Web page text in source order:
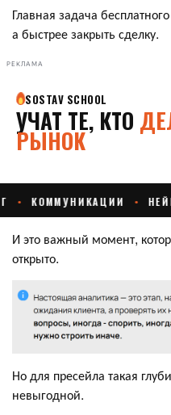
Главная задача
а быстрее закрыть сделку.
РЕКЛАМА
И это важный момент,
открыто.
Но для пресейла такая
невыгодной.